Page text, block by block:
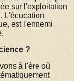
sur l'exploitation
L'éducation
est l'ennemi
?
à l'ère où